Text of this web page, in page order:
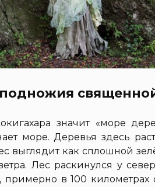
значит «море
море. Деревья здесь
выглядит как сплошной
Лес раскинулся у
в 100 километрах